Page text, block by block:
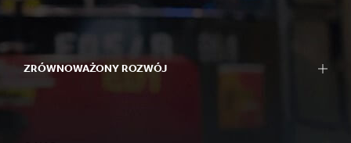
ZRÓWNOWAŻONY ROZWÓJ